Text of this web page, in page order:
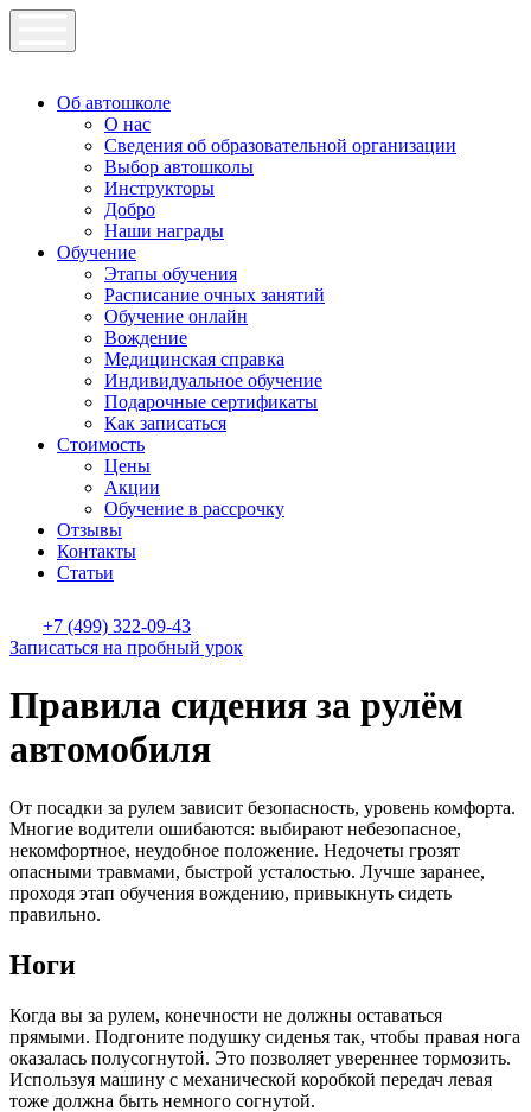
Об автошколе
О нас
Сведения об образовательной организации
Выбор автошколы
Инструкторы
Добро
Наши награды
Обучение
Этапы обучения
Расписание очных занятий
Обучение онлайн
Вождение
Медицинская справка
Индивидуальное обучение
Подарочные сертификаты
Как записаться
Стоимость
Цены
Акции
Обучение в рассрочку
Отзывы
Контакты
Статьи
+7 (499) 322-09-43
Записаться на пробный урок
Правила сидения за рулём
автомобиля
От посадки за рулем зависит безопасность, уровень комфорта.
Многие водители ошибаются: выбирают небезопасное,
некомфортное, неудобное положение. Недочеты грозят
опасными травмами, быстрой усталостью. Лучше заранее,
проходя этап обучения вождению, привыкнуть сидеть
правильно.
Ноги
Когда вы за рулем, конечности не должны оставаться
прямыми. Подгоните подушку сиденья так, чтобы правая нога
оказалась полусогнутой. Это позволяет увереннее тормозить.
Используя машину с механической коробкой передач левая
тоже должна быть немного согнутой.